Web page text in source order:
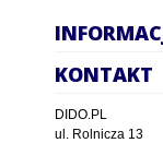
KONTAKT
DIDO.PL
ul. Rolnicza 13